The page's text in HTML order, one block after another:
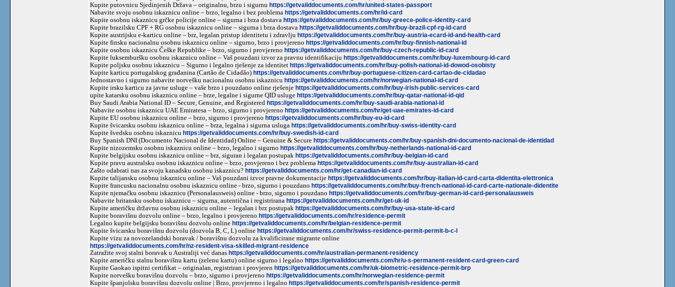
Kupite putovnicu Sjedinjenih Država – originalnu, brzu i sigurnu https://getvaliddocuments.com/hr/united-states-passport
Nabavite svoju osobnu iskaznicu online – brzo, legalno i bez problema https://getvaliddocuments.com/hr/id-card
Kupite osobnu iskaznicu grčke policije online – sigurna i brza dostava https://getvaliddocuments.com/hr/buy-greece-police-identity-card
Kupite brazilsku CPF + RG osobnu iskaznicu online – sigurna i brza dostava https://getvaliddocuments.com/hr/buy-brazil-cpf-rg-id-card
Kupite austrijsku e-karticu online – brz, legalan pristup identitetu i zdravlju https://getvaliddocuments.com/hr/buy-austria-ecard-id-and-health-card
Kupite finsku nacionalnu osobnu iskaznicu online – sigurno, brzo i provjereno https://getvaliddocuments.com/hr/buy-finnish-national-id
Kupite osobnu iskaznicu Češke Republike – brzo, sigurno i provjereno https://getvaliddocuments.com/hr/buy-czech-republic-id-card
Kupite luksemburšku osobnu iskaznicu online – Vaš pouzdani izvor za pravnu identifikaciju https://getvaliddocuments.com/hr/buy-luxembourg-id-card
Kupite poljsku osobnu iskaznicu – Sigurno i legalno rješenje za identitet https://getvaliddocuments.com/hr/buy-polish-national-id-dowod-osobisty
Kupite karticu portugalskog građanina (Cartão de Cidadão) https://getvaliddocuments.com/hr/buy-portuguese-citizen-card-cartao-de-cidadao
Jednostavno i sigurno nabavite norvešku nacionalnu osobnu iskaznicu https://getvaliddocuments.com/hr/norwegian-national-id-card
Kupite irsku karticu za javne usluge – vaše brzo i pouzdano online rješenje https://getvaliddocuments.com/hr/buy-irish-public-services-card
upite katarsku osobnu iskaznicu online – brze, legalne i sigurne QID usluge https://getvaliddocuments.com/hr/buy-qatar-national-id-qid
Buy Saudi Arabia National ID – Secure, Genuine, and Registered https://getvaliddocuments.com/hr/buy-saudi-arabia-national-id
Nabavite osobnu iskaznicu UAE Emiratesa – brzo, sigurno i provjereno https://getvaliddocuments.com/hr/get-uae-emirates-id-card
Kupite EU osobnu iskaznicu online – brzo, sigurno i provjereno https://getvaliddocuments.com/hr/buy-eu-id-card
Kupite švicarsku osobnu iskaznicu online – brza, legalna i sigurna usluga https://getvaliddocuments.com/hr/buy-swiss-identity-card
Kupite švedsku osobnu iskaznicu https://getvaliddocuments.com/hr/buy-swedish-id-card
Buy Spanish DNI (Documento Nacional de Identidad) Online – Genuine & Secure https://getvaliddocuments.com/hr/buy-spanish-dni-documento-nacional-de-identidad
Kupite nizozemsku osobnu iskaznicu online – brzo, legalno i sigurno https://getvaliddocuments.com/hr/buy-netherlands-national-id-card
Kupite belgijsku osobnu iskaznicu online – brz, siguran i legalan postupak https://getvaliddocuments.com/hr/buy-belgian-id-card
Kupite pravu australsku osobnu iskaznicu online – brzo, provjereno i bez problema https://getvaliddocuments.com/hr/buy-australian-id-card
Zašto odabrati nas za svoju kanadsku osobnu iskaznicu? https://getvaliddocuments.com/hr/get-canadian-id-card
Kupite talijansku osobnu iskaznicu online – Vaš pouzdani izvor pravne dokumentacije https://getvaliddocuments.com/hr/buy-italian-id-card-carta-didentita-elettronica
Kupite francusku nacionalnu osobnu iskaznicu online - brzo, sigurno i pouzdano https://getvaliddocuments.com/hr/buy-french-national-id-card-carte-nationale-didentite
Kupite njemačku osobnu iskaznicu (Personalausweis) online - brzo, sigurno i pouzdano https://getvaliddocuments.com/hr/buy-german-id-card-personalausweis
Nabavite britansku osobnu iskaznicu – sigurna, autentična i registrirana https://getvaliddocuments.com/hr/get-uk-id
Kupite američku državnu osobnu iskaznicu online – legalan i brz postupak https://getvaliddocuments.com/hr/buy-usa-state-id-card
Kupite boravišnu dozvolu online – brzo, legalno i provjereno https://getvaliddocuments.com/hr/residence-permit
Legalno kupite belgijsku boravišnu dozvolu online https://getvaliddocuments.com/hr/belgian-residence-permit
Kupite švicarsku boravišnu dozvolu (dozvola B, C, L) online https://getvaliddocuments.com/hr/swiss-residence-permit-permit-b-c-l
Kupite vizu za novozelandski boravak / boravišnu dozvolu za kvalificirane migrante online
https://getvaliddocuments.com/hr/nz-resident-visa-skilled-migrant-residence
Zatražite svoj stalni boravak u Australiji već danas https://getvaliddocuments.com/hr/australian-permanent-residency
Kupite američku stalnu boravišnu kartu (zelenu kartu) online sigurno i legalno https://getvaliddocuments.com/hr/u-s-permanent-resident-card-green-card
Kupite Gaokao ispitni certifikat – originalan, registriran i provjeren https://getvaliddocuments.com/hr/uk-biometric-residence-permit-brp
Kupite norvešku boravišnu dozvolu – brzo, sigurno i provjereno https://getvaliddocuments.com/hr/norwegian-residence-permit
Kupite španjolsku boravišnu dozvolu online | Brzo, provjereno i legalno https://getvaliddocuments.com/hr/spanish-residence-permit